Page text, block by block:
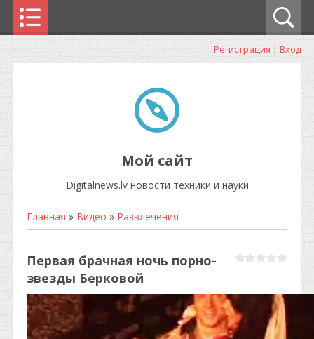
Регистрация | Вход
Мой сайт
Digitalnews.lv новости техники и науки
Главная » Видео » Развлечения
Первая брачная ночь порно-
звезды Берковой